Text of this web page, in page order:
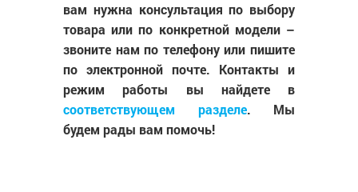
вам нужна консультация по выбору
товара или по конкретной модели –
звоните нам по телефону или пишите
по электронной почте. Контакты и
режим работы вы найдете в
соответствующем разделе. Мы
будем рады вам помочь!